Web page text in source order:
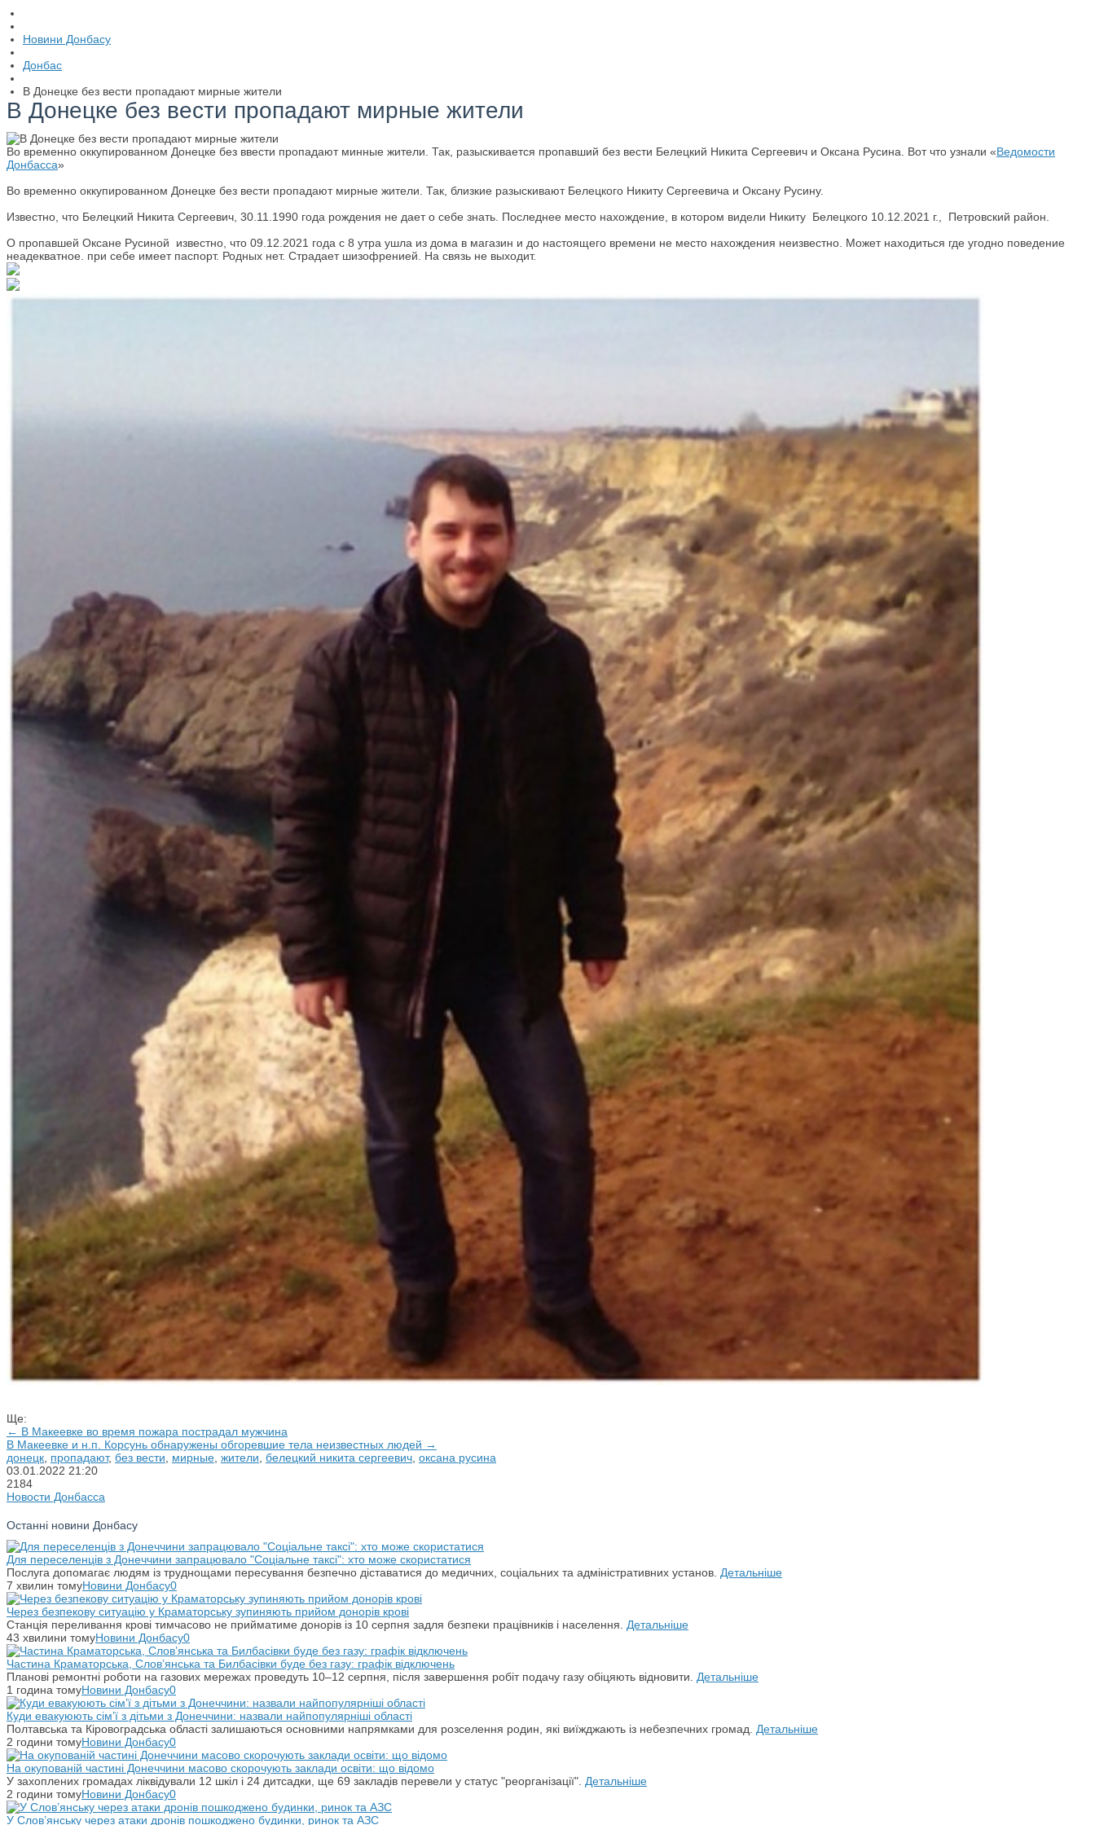
Новини Донбасу
Донбас
В Донецке без вести пропадают мирные жители
В Донецке без вести пропадают мирные жители
Во временно оккупированном Донецке без ввести пропадают минные жители. Так, разыскивается пропавший без вести Белецкий Никита Сергеевич и Оксана Русина. Вот что узнали «Ведомости
Донбасса»
Во временно оккупированном Донецке без вести пропадают мирные жители. Так, близкие разыскивают Белецкого Никиту Сергеевича и Оксану Русину.
Известно, что Белецкий Никита Сергеевич, 30.11.1990 года рождения не дает о себе знать. Последнее место нахождение, в котором видели Никиту Белецкого 10.12.2021 г., Петровский район.
О пропавшей Оксане Русиной известно, что 09.12.2021 года с 8 утра ушла из дома в магазин и до настоящего времени не место нахождения неизвестно. Может находиться где угодно поведение
неадекватное. при себе имеет паспорт. Родных нет. Страдает шизофренией. На связь не выходит.
Ще:
← В Макеевке во время пожара пострадал мужчина
В Макеевке и н.п. Корсунь обнаружены обгоревшие тела неизвестных людей →
донецк, пропадают, без вести, мирные, жители, белецкий никита сергеевич, оксана русина
03.01.2022 21:20
2184
Новости Донбасса
Останні новини Донбасу
Для переселенців з Донеччини запрацювало "Соціальне таксі": хто може скористатися
Послуга допомагає людям із труднощами пересування безпечно діставатися до медичних, соціальних та адміністративних установ. Детальніше
7 хвилин томуНовини Донбасу0
Через безпекову ситуацію у Краматорську зупиняють прийом донорів крові
Станція переливання крові тимчасово не прийматиме донорів із 10 серпня задля безпеки працівників і населення. Детальніше
43 хвилини томуНовини Донбасу0
Частина Краматорська, Слов’янська та Билбасівки буде без газу: графік відключень
Планові ремонтні роботи на газових мережах проведуть 10–12 серпня, після завершення робіт подачу газу обіцяють відновити. Детальніше
1 година томуНовини Донбасу0
Куди евакуюють сім’ї з дітьми з Донеччини: назвали найпопулярніші області
Полтавська та Кіровоградська області залишаються основними напрямками для розселення родин, які виїжджають із небезпечних громад. Детальніше
2 години томуНовини Донбасу0
На окупованій частині Донеччини масово скорочують заклади освіти: що відомо
У захоплених громадах ліквідували 12 шкіл і 24 дитсадки, ще 69 закладів перевели у статус "реорганізації". Детальніше
2 години томуНовини Донбасу0
У Слов’янську через атаки дронів пошкоджено будинки, ринок та АЗС